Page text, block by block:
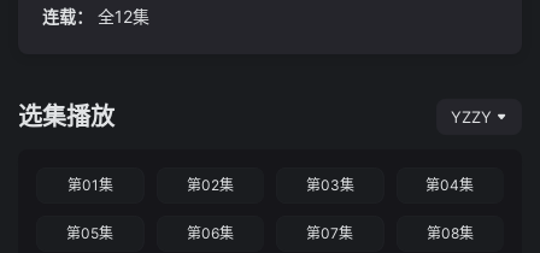
此的力量所吸引，不容拒绝地相遇，心灵相通，互相杀害，逐
连载：
全12集
选集播放 YZZY
第01集 第02集 第03集 第04集
第05集 第06集 第07集 第08集